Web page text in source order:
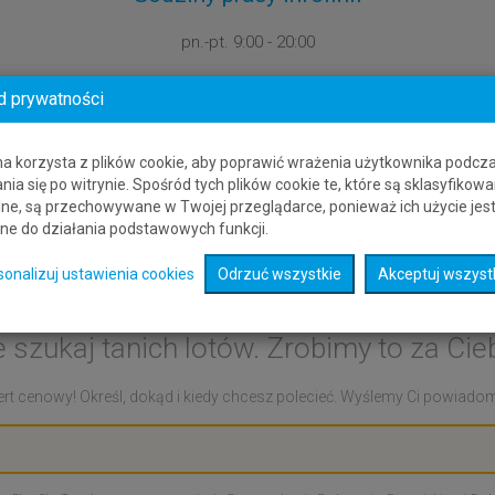
pn.-pt. 9:00 - 20:00
cenowy: Guapi -
szukaj tanich lotów. Zrobimy to za
cenowy! Określ, dokąd i kiedy chcesz polecieć. Wyślemy Ci
prywatności
korzysta z plików cookie, aby poprawić wrażenia użytkownika
się po witrynie. Spośród tych plików cookie te, które są
są przechowywane w Twojej przeglądarce, ponieważ ich użycie jest
do działania podstawowych funkcji.
ustawienia cookies Odrzuć wszystkie Akceptuj